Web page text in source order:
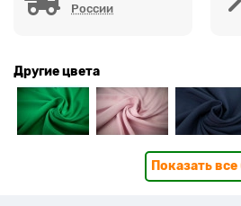
России
Другие цвета
Показать все